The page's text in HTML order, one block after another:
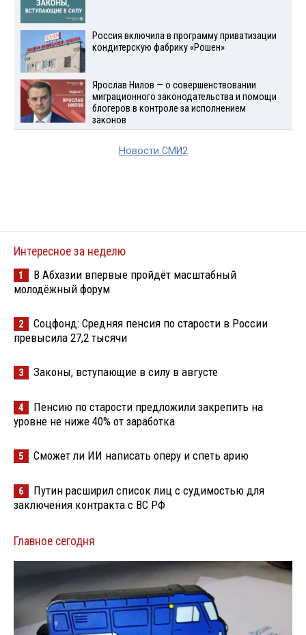
Россия включила в программу приватизации
кондитерскую фабрику «Рошен»
Ярослав Нилов — о совершенствовании
миграционного законодательства и помощи
блогеров в контроле за исполнением
законов
Новости СМИ2
Интересное за неделю
1
В Абхазии впервые пройдёт масштабный
молодёжный форум
2
Соцфонд: Средняя пенсия по старости в России
превысила 27,2 тысячи
3 Законы, вступающие в силу в августе
4
Пенсию по старости предложили закрепить на
уровне не ниже 40% от заработка
5 Сможет ли ИИ написать оперу и спеть арию
6
Путин расширил список лиц с судимостью для
заключения контракта с ВС РФ
Главное сегодня